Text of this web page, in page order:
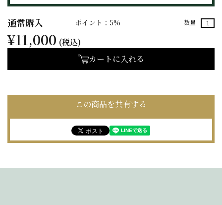
通常購入 ポイント：5% 数量
¥11,000 (税込)
カートに入れる
この商品を共有する